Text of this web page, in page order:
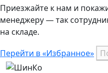
Приезжайте к нам и
менеджеру — так
на складе.
Перейти в «Избранное»